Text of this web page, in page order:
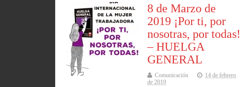
8 de Marzo de
2019 ¡Por ti, por
nosotras, por todas!
– HUELGA
GENERAL
Comunicación
14 de febrero
de 2019